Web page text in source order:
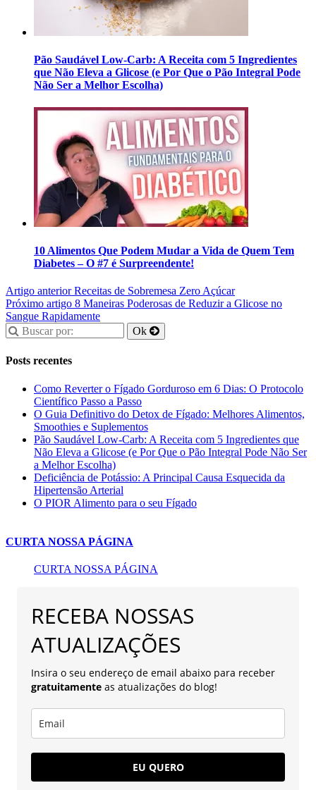
Pão Saudável Low-Carb: A Receita com 5 Ingredientes
que Não Eleva a Glicose (e Por Que o Pão Integral Pode
Não Ser a Melhor Escolha)
10 Alimentos Que Podem Mudar a Vida de Quem Tem
Diabetes – O #7 é Surpreendente!
Artigo anteriorReceitas de Sobremesa Zero Açúcar
Próximo artigo 8 Maneiras Poderosas de Reduzir a Glicose no
Sangue Rapidamente
Posts recentes
Como Reverter o Fígado Gorduroso em 6 Dias: O Protocolo
Científico Passo a Passo
O Guia Definitivo do Detox de Fígado: Melhores Alimentos,
Smoothies e Suplementos
Pão Saudável Low-Carb: A Receita com 5 Ingredientes que
Não Eleva a Glicose (e Por Que o Pão Integral Pode Não Ser
a Melhor Escolha)
Deficiência de Potássio: A Principal Causa Esquecida da
Hipertensão Arterial
O PIOR Alimento para o seu Fígado
CURTA NOSSA PÁGINA
CURTA NOSSA PÁGINA
RECEBA NOSSAS
ATUALIZAÇÕES
Insira o seu endereço de email abaixo para receber
gratuitamente as atualizações do blog!
EU QUERO